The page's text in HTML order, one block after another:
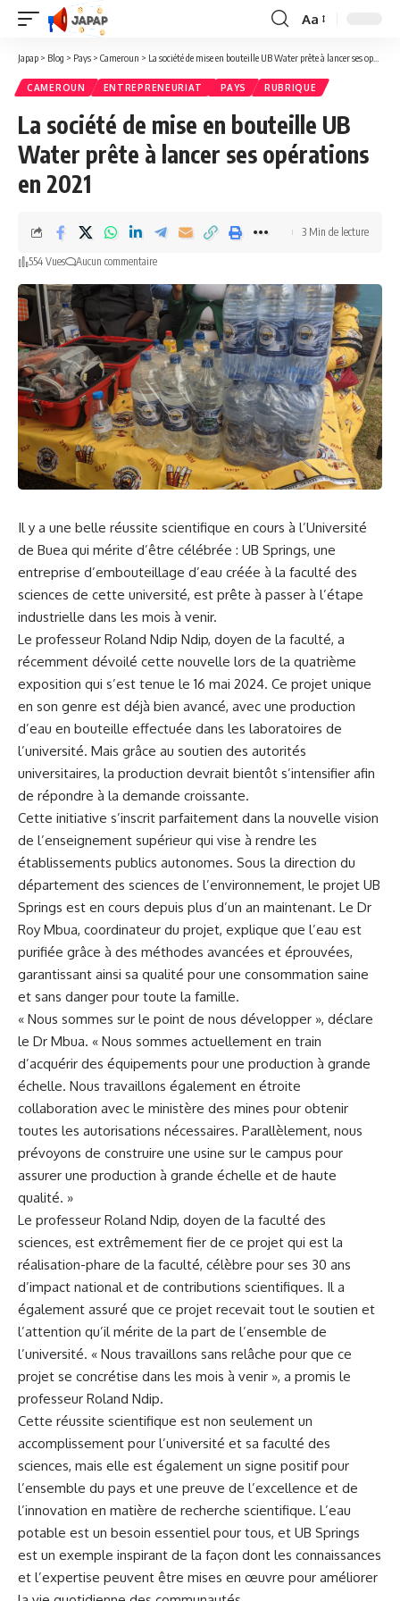
Redimensionner
la
Aa
Japap > Blog > Pays > Cameroun > La société de mise en bouteille UB Water prête à lancer ses opérations en 2021
CAMEROUN ENTREPRENEURIAT PAYS RUBRIQUE
La société de mise en bouteille UB
Water prête à lancer ses opérations
en 2021
554 Vues Aucun commentaire
3 Min de lecture
Il⁢ y a ⁣une belle réussite scientifique en⁤ cours à l’Université
de Buea qui mérite d’être célébrée : UB Springs, une
entreprise d’embouteillage d’eau créée à la ​faculté des
sciences de cette université, est prête à passer à l’étape
industrielle dans ‍les mois à venir.
Le professeur Roland Ndip Ndip, doyen ⁣de la faculté, a
récemment dévoilé⁢ cette nouvelle lors de la⁤ quatrième
exposition qui s’est tenue le 16 mai 2024. ‍Ce projet unique
en son genre est déjà ⁤bien avancé, avec ⁢une ⁢production
d’eau en bouteille effectuée dans les laboratoires de
l’université. Mais grâce ⁤au soutien⁢ des autorités
‌universitaires, la production devrait⁣ bientôt s’intensifier⁣ afin
de répondre à la demande croissante.
Cette initiative s’inscrit parfaitement⁣ dans la​ nouvelle vision
de‌ l’enseignement supérieur qui vise à rendre les
établissements publics autonomes. ‍Sous la direction du
département des sciences de l’environnement, le projet UB
Springs ⁢est‍ en cours depuis plus d’un an maintenant. Le Dr
Roy Mbua, ⁤coordinateur du projet,​ explique que l’eau est
purifiée grâce à des méthodes‍ avancées et éprouvées,
garantissant ainsi sa qualité pour une consommation ⁣saine
et sans danger⁤ pour ⁣toute ‍la​ famille.
« Nous sommes sur‍ le‌ point de nous développer », déclare
le Dr Mbua. « ‌Nous sommes actuellement en train
d’acquérir des équipements pour une⁤ production ⁤à grande
échelle. Nous travaillons également en étroite
collaboration avec le ministère des mines pour obtenir
toutes les autorisations nécessaires. ‌Parallèlement, nous
prévoyons de construire une usine sur le campus pour
⁤assurer une production à grande échelle et⁣ de haute
qualité. »
Le professeur Roland Ndip, doyen de la faculté des
sciences, est extrêmement fier de⁣ ce projet qui est la ​
réalisation-phare de la faculté, célèbre pour ses 30 ans
d’impact national et de contributions ⁤scientifiques. Il a
également assuré ⁤que ce projet recevait tout⁣ le soutien et
l’attention qu’il mérite de la part de l’ensemble de⁣
l’université. « ‍Nous travaillons sans relâche pour que ce
projet se concrétise dans les mois ‍à ​venir », a promis⁢ le
professeur Roland Ndip.
Cette réussite ‍scientifique est non seulement un
accomplissement pour l’université et sa faculté des
sciences, mais⁤ elle est également un signe ‍positif pour
l’ensemble du pays et une preuve de⁤ l’excellence et de
l’innovation en matière ‍de recherche scientifique. ⁢L’eau
⁤potable est un besoin essentiel pour tous, et UB Springs
est un exemple inspirant de la façon dont les connaissances
et l’expertise peuvent être mises⁢ en œuvre pour améliorer